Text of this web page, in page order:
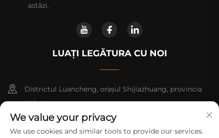
astăzi.
LUAȚI LEGĂTURA CU NOI
Districtul Luancheng, orașul Shijiazhuang, provincia
Hebei.
+86-14730301370
We value your privacy
We use cookies and similar tools to provide our services.